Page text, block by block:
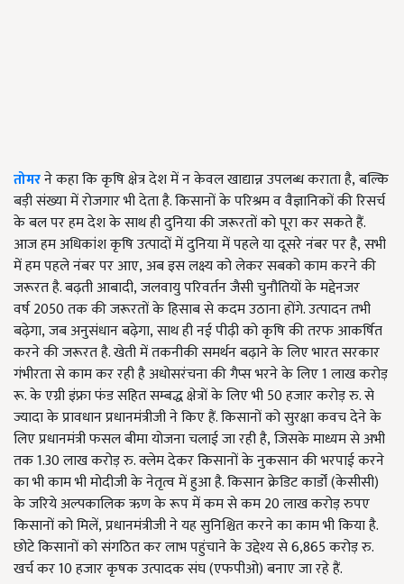
तोमरने कहा कि कृषि क्षेत्र देश में न केवल खाद्यान्न उपलब्ध कराता है,बल्कि
बड़ी संख्या में रोजगार भी देता है. किसानों के परिश्रम व वैज्ञानिकों की रिसर्च
के बल पर हम देश के साथ ही दुनिया की जरूरतों को पूरा कर सकते हैं.
आज हम अधिकांश कृषि उत्पादों में दुनिया में पहले या दूसरे नंबर पर है,सभी
में हम पहले नंबर पर आए,अब इस लक्ष्य को लेकर सबको काम करने की
जरूरत है. बढ़ती आबादी,जलवायु परिवर्तन जैसी चुनौतियों के मद्देनजर
वर्ष2050तक की जरूरतों के हिसाब से कदम उठाना होंगे. उत्पादन तभी
बढ़ेगा,जब अनुसंधान बढ़ेगा,साथ ही नई पीढ़ी को कृषि की तरफ आकर्षित
करने की जरूरत है. खेती में तकनीकी समर्थन बढ़ाने के लिए भारत सरकार
गंभीरता से काम कर रही है अधोसरंचना की गैप्स भरने के लिए1लाख करोड़
रू. के एग्री इंफ्रा फंड सहित सम्बद्ध क्षेत्रों के लिए भी50हजार करोड़ रु. से
ज्यादा के प्रावधान प्रधानमंत्रीजी ने किए हैं. किसानों को सुरक्षा कवच देने के
लिए प्रधानमंत्री फसल बीमा योजना चलाई जा रही है,जिसके माध्यम से अभी
तक1.30लाख करोड़ रु. क्लेम देकर किसानों के नुकसान की भरपाई करने
का भी काम भी मोदीजी के नेतृत्व में हुआ है. किसान क्रेडिट कार्डों (केसीसी)
के जरिये अल्पकालिक ऋण के रूप में कम से कम20लाख करोड़ रुपए
किसानों को मिलें,प्रधानमंत्रीजी ने यह सुनिश्चित करने का काम भी किया है.
छोटे किसानों को संगठित कर लाभ पहुंचाने के उद्देश्य से6,865करोड़ रु.
खर्च कर10हजार कृषक उत्पादक संघ (एफपीओ) बनाए जा रहे हैं.